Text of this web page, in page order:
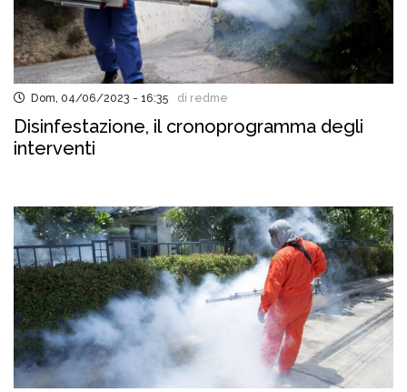
Dom, 04/06/2023 - 16:35 di redme
Disinfestazione, il cronoprogramma degli
interventi